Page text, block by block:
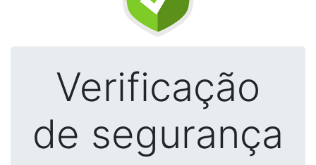
Verificação
de segurança